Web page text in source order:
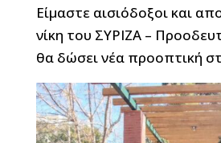
Είμαστε αισιόδοξοι και
νίκη του ΣΥΡΙΖΑ –
θα δώσει νέα προοπτική